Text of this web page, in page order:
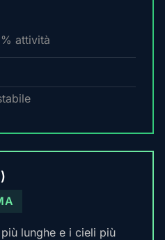
attività
lunghe e i cieli più